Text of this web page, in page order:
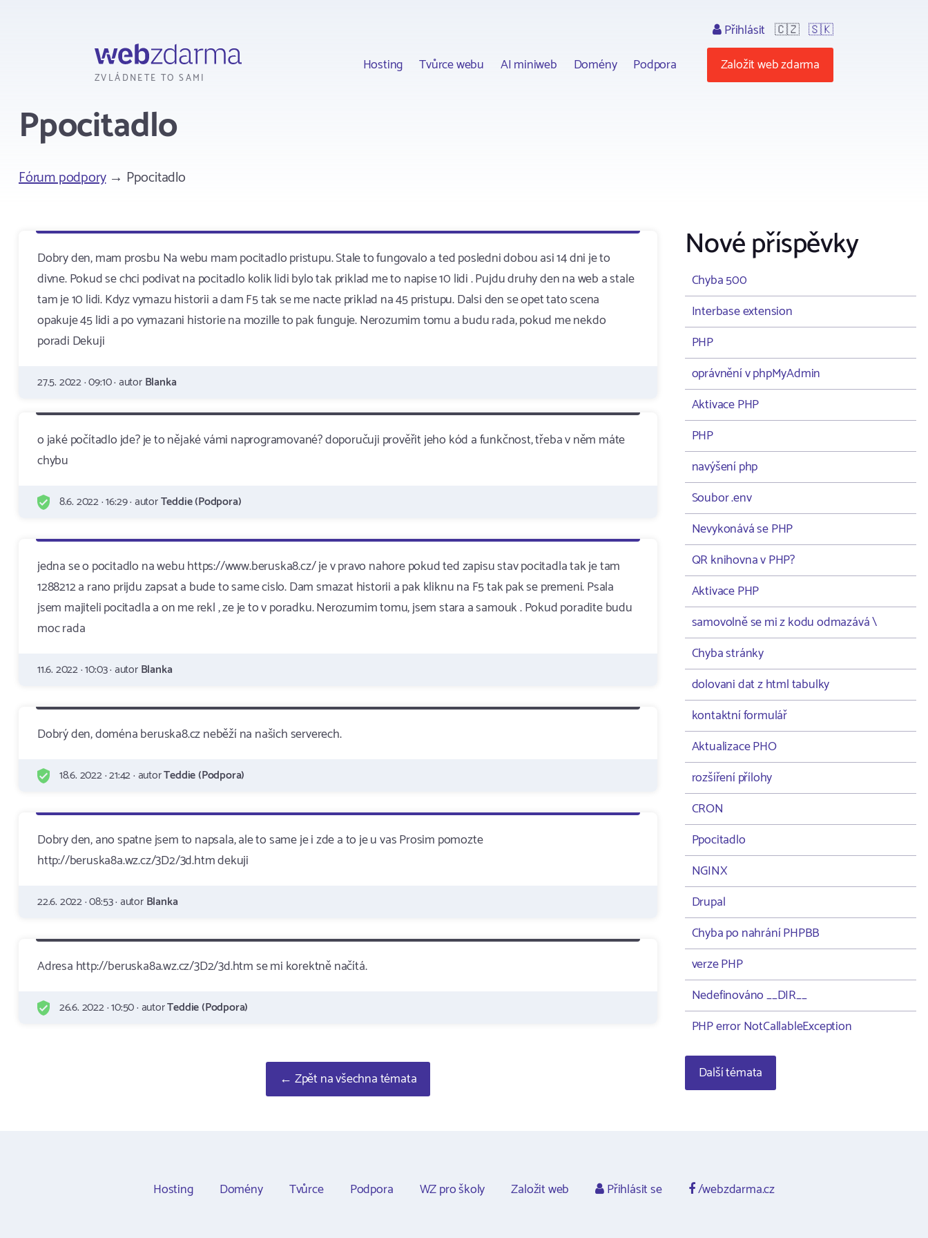
ZVLÁDNETE TO SAMI
Hosting Tvůrce webu AI miniweb Domény Podpora
Přihlásit 🇨🇿 🇸🇰
Založit web zdarma
Ppocitadlo
Fórum podpory→ Ppocitadlo
Dobry den, mam prosbu Na webu mam pocitadlo pristupu. Stale to fungovalo a ted posledni dobou asi 14 dni je to
divne. Pokud se chci podivat na pocitadlo kolik lidi bylo tak priklad me to napise 10 lidi . Pujdu druhy den na web a stale
tam je 10 lidi. Kdyz vymazu historii a dam F5 tak se me nacte priklad na 45 pristupu. Dalsi den se opet tato scena
opakuje 45 lidi a po vymazani historie na mozille to pak funguje. Nerozumim tomu a budu rada, pokud me nekdo
poradi Dekuji
27.5. 2022 · 09:10 · autorBlanka
o jaké počítadlo jde? je to nějaké vámi naprogramované? doporučuji prověřit jeho kód a funkčnost, třeba v něm máte
chybu
8.6. 2022 · 16:29 · autorTeddie (Podpora)
jedna se o pocitadlo na webu https://www.beruska8.cz/ je v pravo nahore pokud ted zapisu stav pocitadla tak je tam
1288212 a rano prijdu zapsat a bude to same cislo. Dam smazat historii a pak kliknu na F5 tak pak se premeni. Psala
jsem majiteli pocitadla a on me rekl , ze je to v poradku. Nerozumim tomu, jsem stara a samouk . Pokud poradite budu
moc rada
11.6. 2022 · 10:03 · autorBlanka
Dobrý den, doména beruska8.cz neběží na našich serverech.
18.6. 2022 · 21:42 · autorTeddie (Podpora)
Dobry den, ano spatne jsem to napsala, ale to same je i zde a to je u vas Prosim pomozte
http://beruska8a.wz.cz/3D2/3d.htm dekuji
22.6. 2022 · 08:53 · autorBlanka
Adresa http://beruska8a.wz.cz/3D2/3d.htm se mi korektně načítá.
26.6. 2022 · 10:50 · autorTeddie (Podpora)
← Zpět na všechna témata
Nové příspěvky
Chyba 500
Interbase extension
PHP
oprávnění v phpMyAdmin
Aktivace PHP
PHP
navýšení php
Soubor .env
Nevykonává se PHP
QR knihovna v PHP?
Aktivace PHP
samovolně se mi z kodu odmazává \
Chyba stránky
dolovani dat z html tabulky
kontaktní formulář
Aktualizace PHO
rozšíření přílohy
CRON
Ppocitadlo
NGINX
Drupal
Chyba po nahrání PHPBB
verze PHP
Nedefinováno __DIR__
PHP error NotCallableException
Další témata
Hosting Domény Tvůrce Podpora WZ pro školy Založit web Přihlásit se /webzdarma.cz